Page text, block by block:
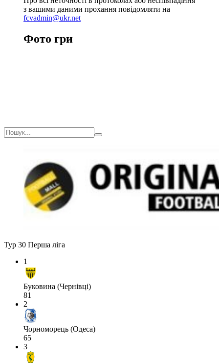
з вашими даними прохання повідомляти на
fcvadmin@ukr.net
Фото гри
Тур 30 Перша ліга
1
Буковина (Чернівці)
81
2
Чорноморець (Одеса)
65
3